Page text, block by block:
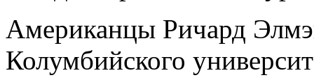
Американцы Ричард
Колумбийского